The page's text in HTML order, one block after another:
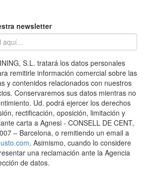
newsletter
S.L. tratará los datos personales
remitirle información comercial sobre las
y contenidos relacionados con nuestros
Conservaremos sus datos mientras no
Ud. podrá ejercer los derechos
rectificación, oposición, limitación y
carta a Agnesi - CONSELL DE CENT,
– Barcelona, o remitiendo un email a
. Asimismo, cuando lo considere
una reclamación ante la Agencia
de datos.